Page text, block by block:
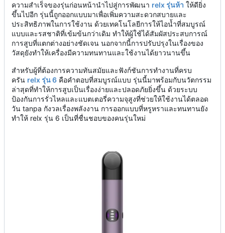
ความสำเร็จของรุ่นก่อนหน้านำไปสู่การพัฒนา relx รุ่นห้า ให้ดียิ่ง
ขึ้นไปอีก รุ่นนี้ถูกออกแบบมาเพื่อเพิ่มความสะดวกสบายและ
ประสิทธิภาพในการใช้งาน ด้วยเทคโนโลยีการให้ไอน้ำที่สมบูรณ์
แบบและรสชาติที่เข้มข้นกว่าเดิม ทำให้ผู้ใช้ได้สัมผัสประสบการณ์
การสูบที่แตกต่างอย่างชัดเจน นอกจากนี้การปรับปรุงในเรื่องของ
วัสดุยังทำให้เครื่องมีความทนทานและใช้งานได้ยาวนานขึ้น
สำหรับผู้ที่ต้องการความทันสมัยและฟังก์ชันการทำงานที่ครบ
ครัน relx รุ่น 6 คือคำตอบที่สมบูรณ์แบบ รุ่นนี้มาพร้อมกับนวัตกรรม
ล่าสุดที่ทำให้การสูบเป็นเรื่องง่ายและปลอดภัยยิ่งขึ้น ด้วยระบบ
ป้องกันการรั่วไหลและแบตเตอรี่ความจุสูงที่ช่วยให้ใช้งานได้ตลอด
วัน tanpa กังวลเรื่องพลังงาน การออกแบบที่หรูหราและทนทานยัง
ทำให้ relx รุ่น 6 เป็นที่ชื่นชอบของคนรุ่นใหม่